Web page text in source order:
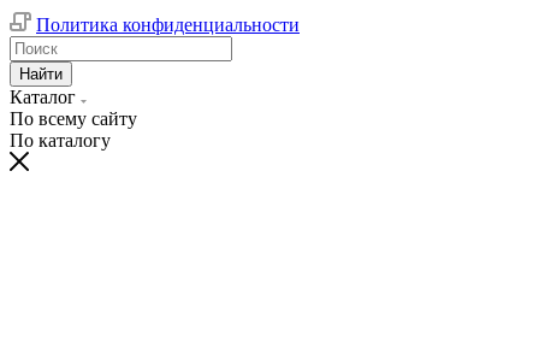
Политика конфиденциальности
Найти
Каталог
По всему сайту
По каталогу